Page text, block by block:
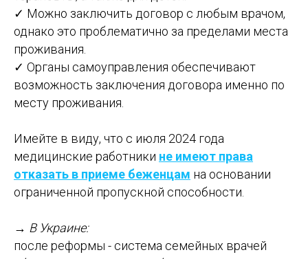
✓ Можно заключить договор с любым врачом,
однако это проблематично за пределами места
проживания.
✓ Органы самоуправления обеспечивают
возможность заключения договора именно по
месту проживания.
Имейте в виду, что с июля 2024 года
медицинские работники не имеют права
отказать в приеме беженцам на основании
ограниченной пропускной способности.
→ В Украине:
после реформы - система семейных врачей